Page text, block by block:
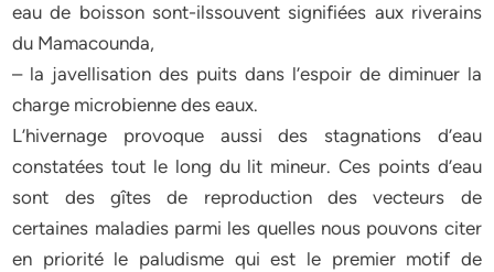
eau de boisson sont-ilssouvent signifiées aux riverains
du Mamacounda,
– la javellisation des puits dans l’espoir de diminuer la
charge microbienne des eaux.
L’hivernage provoque aussi des stagnations d’eau
constatées tout le long du lit mineur. Ces points d’eau
sont des gîtes de reproduction des vecteurs de
certaines maladies parmi les quelles nous pouvons citer
en priorité le paludisme qui est le premier motif de